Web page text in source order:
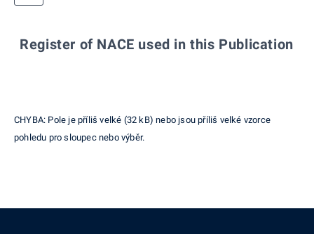
Register of NACE used in this Publication
CHYBA: Pole je příliš velké (32 kB) nebo jsou příliš velké vzorce
pohledu pro sloupec nebo výběr.